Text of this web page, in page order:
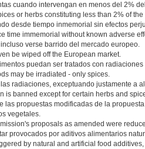
cuando intervengan en menos del 2%
or herbs constituting less than 2% of
desde tiempo inmemorial sin efectos
time immemorial without known adverse
verse barrido del mercado europeo.
be wiped off the European market.
puedan ser tratados con
may be irradiated - only spices.
radiaciones, exceptuando justamente a
is banned except for certain herbs and
las propuestas modificadas de la
vegetales.
proposals as amended were
provocados por aditivos alimentarios
by natural and artificial food